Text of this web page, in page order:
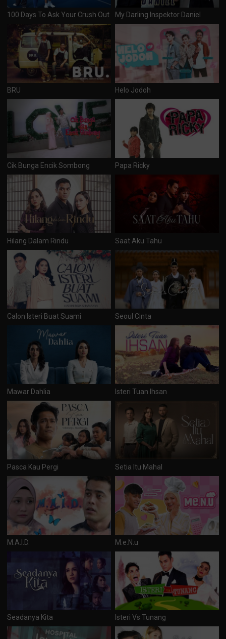
100 Days To Ask Your Crush Out My Darling Inspektor Daniel
BRU Helo Jodoh
Cik Bunga Encik Sombong Papa Ricky
Hilang Dalam Rindu Saat Aku Tahu
Calon Isteri Buat Suami Seoul Cinta
Mawar Dahlia Isteri Tuan Ihsan
Pasca Kau Pergi Setia Itu Mahal
M.A.I.D. M.e.N.u
Seadanya Kita Isteri Vs Tunang